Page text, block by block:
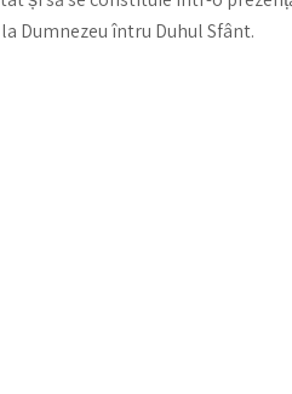
Dumnezeu întru Duhul Sfânt.